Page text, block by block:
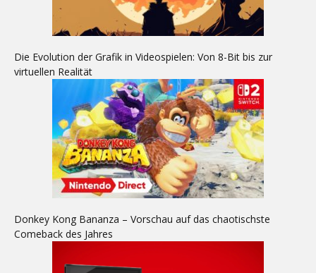
Die Evolution der Grafik in Videospielen: Von 8-Bit bis zur
virtuellen Realität
Donkey Kong Bananza – Vorschau auf das chaotischste
Comeback des Jahres